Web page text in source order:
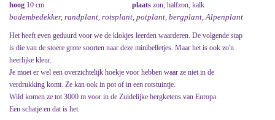
hoog 10 cm plaats zon, halfzon, kalk
bodembedekker, randplant, rotsplant, potplant, bergplant, Alpenplant
Het heeft even geduurd voor we de klokjes leerden waarderen. De volgende stap
is die van de stoere grote soorten naar deze minibelletjes. Maar het is ook zo'n
heerlijke kleur.
Je moet er wel een overzichtelijk hoekje voor hebben waar ze niet in de
verdrukking komt. Ze kan ook in pot of in een rotstuintje.
Wild komen ze tot 3000 m voor in de Zuidelijke bergketens van Europa.
Een schatje en dat is het.